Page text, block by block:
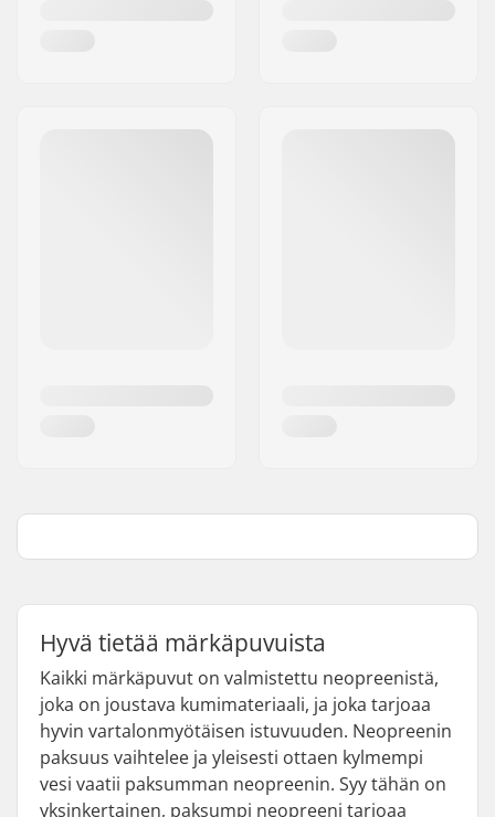
Hyvä tietää märkäpuvuista
Kaikki märkäpuvut on valmistettu neopreenistä,
joka on joustava kumimateriaali, ja joka tarjoaa
hyvin vartalonmyötäisen istuvuuden. Neopreenin
paksuus vaihtelee ja yleisesti ottaen kylmempi
vesi vaatii paksumman neopreenin. Syy tähän on
yksinkertainen, paksumpi neopreeni tarjoaa